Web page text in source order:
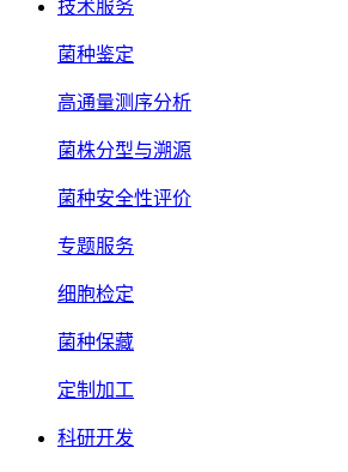
技术服务
菌种鉴定
高通量测序分析
菌株分型与溯源
菌种安全性评价
专题服务
细胞检定
菌种保藏
定制加工
科研开发